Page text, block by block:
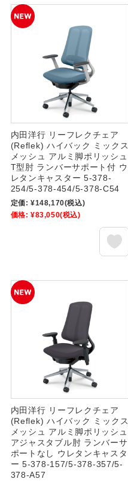
内田洋行 リーフレクチェア
(Reflek) ハイバック ミックス
メッシュ アルミ脚ポリッシュ
T型肘 ランバーサポート付 ウ
レタンキャスター 5-378-
254/5-378-454/5-378-C54
定価: ¥148,170(税込)
価格: ¥83,050(税込)
内田洋行 リーフレクチェア
(Reflek) ハイバック ミックス
メッシュ アルミ脚ポリッシュ
アジャスタブル肘 ランバーサ
ポートなし ウレタンキャスタ
ー 5-378-157/5-378-357/5-
378-A57